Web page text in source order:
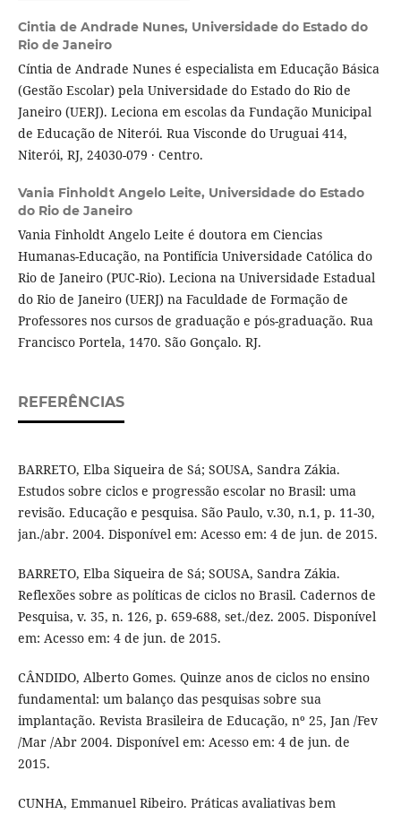
Cintia de Andrade Nunes, Universidade do Estado do
Rio de Janeiro
Cíntia de Andrade Nunes é especialista em Educação Básica
(Gestão Escolar) pela Universidade do Estado do Rio de
Janeiro (UERJ). Leciona em escolas da Fundação Municipal
de Educação de Niterói. Rua Visconde do Uruguai 414,
Niterói, RJ, 24030-079 · Centro.
Vania Finholdt Angelo Leite, Universidade do Estado
do Rio de Janeiro
Vania Finholdt Angelo Leite é doutora em Ciencias
Humanas-Educação, na Pontifícia Universidade Católica do
Rio de Janeiro (PUC-Rio). Leciona na Universidade Estadual
do Rio de Janeiro (UERJ) na Faculdade de Formação de
Professores nos cursos de graduação e pós-graduação. Rua
Francisco Portela, 1470. São Gonçalo. RJ.
REFERÊNCIAS
BARRETO, Elba Siqueira de Sá; SOUSA, Sandra Zákia.
Estudos sobre ciclos e progressão escolar no Brasil: uma
revisão. Educação e pesquisa. São Paulo, v.30, n.1, p. 11-30,
jan./abr. 2004. Disponível em: Acesso em: 4 de jun. de 2015.
BARRETO, Elba Siqueira de Sá; SOUSA, Sandra Zákia.
Reflexões sobre as políticas de ciclos no Brasil. Cadernos de
Pesquisa, v. 35, n. 126, p. 659-688, set./dez. 2005. Disponível
em: Acesso em: 4 de jun. de 2015.
CÂNDIDO, Alberto Gomes. Quinze anos de ciclos no ensino
fundamental: um balanço das pesquisas sobre sua
implantação. Revista Brasileira de Educação, nº 25, Jan /Fev
/Mar /Abr 2004. Disponível em: Acesso em: 4 de jun. de
2015.
CUNHA, Emmanuel Ribeiro. Práticas avaliativas bem